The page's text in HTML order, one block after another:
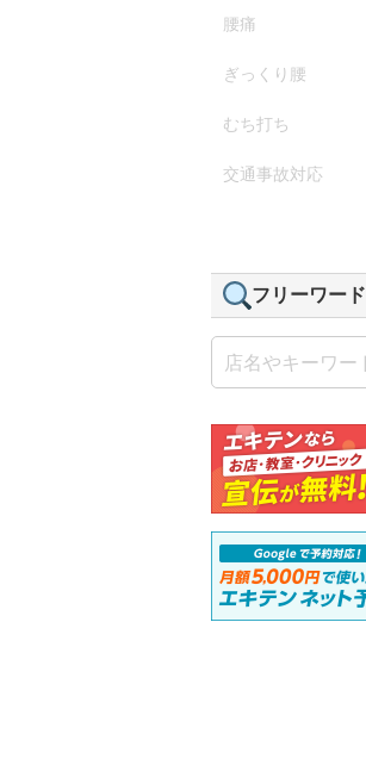
腰痛
ぎっくり腰
むち打ち
交通事故対応
フリーワード